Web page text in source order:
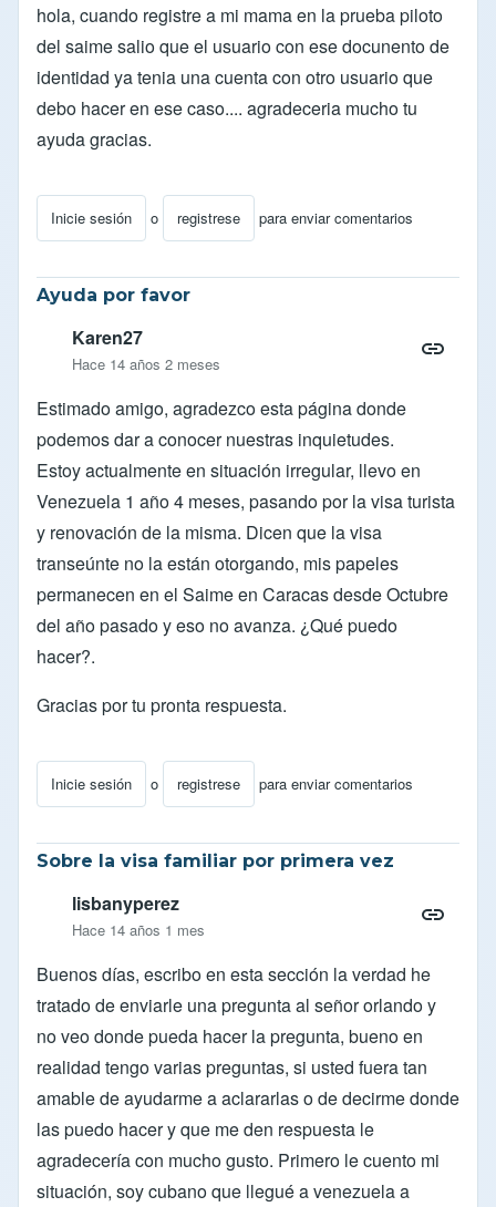
hola, cuando registre a mi mama en la prueba piloto
del saime salio que el usuario con ese docunento de
identidad ya tenia una cuenta con otro usuario que
debo hacer en ese caso.... agradeceria mucho tu
ayuda gracias.
Inicie sesión o registrese para enviar comentarios
Ayuda por favor
Karen27
Hace 14 años 2 meses
Estimado amigo, agradezco esta página donde
podemos dar a conocer nuestras inquietudes.
Estoy actualmente en situación irregular, llevo en
Venezuela 1 año 4 meses, pasando por la visa turista
y renovación de la misma. Dicen que la visa
transeúnte no la están otorgando, mis papeles
permanecen en el Saime en Caracas desde Octubre
del año pasado y eso no avanza. ¿Qué puedo
hacer?.
Gracias por tu pronta respuesta.
Inicie sesión o registrese para enviar comentarios
Sobre la visa familiar por primera vez
lisbanyperez
Hace 14 años 1 mes
Buenos días, escribo en esta sección la verdad he
tratado de enviarle una pregunta al señor orlando y
no veo donde pueda hacer la pregunta, bueno en
realidad tengo varias preguntas, si usted fuera tan
amable de ayudarme a aclararlas o de decirme donde
las puedo hacer y que me den respuesta le
agradecería con mucho gusto. Primero le cuento mi
situación, soy cubano que llegué a venezuela a